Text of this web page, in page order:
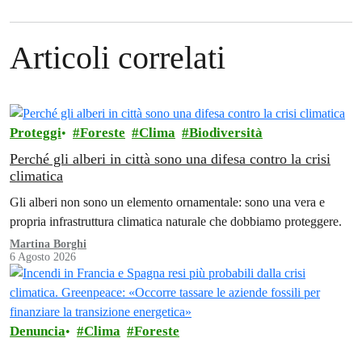
Articoli correlati
Proteggi Foreste Clima Biodiversità
Perché gli alberi in città sono una difesa contro la crisi
climatica
Gli alberi non sono un elemento ornamentale: sono una vera e
propria infrastruttura climatica naturale che dobbiamo proteggere.
Martina Borghi
6 Agosto 2026
Denuncia Clima Foreste